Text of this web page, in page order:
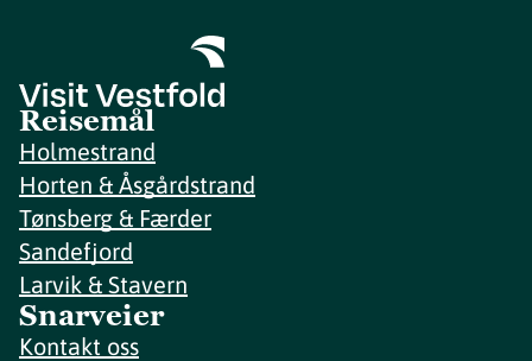
Reisemål
Holmestrand
Horten & Åsgårdstrand
Tønsberg & Færder
Sandefjord
Larvik & Stavern
Snarveier
Kontakt oss